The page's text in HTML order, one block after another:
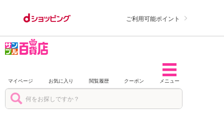
ご利用可能ポイント
マイページ お気に入り 閲覧履歴 クーポン メニュー